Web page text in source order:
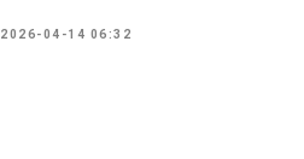
2026-04-14 06:32